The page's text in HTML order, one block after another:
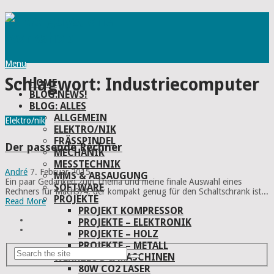
Menu
HOME
BLOG:NEWS!
BLOG: ALLES
ALLGEMEIN
ELEKTRO/NIK
FRÄSSPINDEL
MECHANIK
MESSTECHNIK
MMS & ABSAUGUNG
SOFTWARE
PROJEKTE
PROJEKT KOMPRESSOR
PROJEKTE – ELEKTRONIK
PROJEKTE – HOLZ
PROJEKTE – METALL
WERKZEUG & MASCHINEN
80W CO2 LASER
Schlagwort: Industriecomputer
Elektro/nik
Der passende Rechner
André 7. Februar 2015
Ein paar Gedanken zum Thema und meine finale Auswahl eines
Rechners für Mach3/4, der kompakt genug für den Schaltschrank ist...
Read More